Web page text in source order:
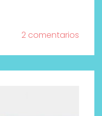
2 comentarios